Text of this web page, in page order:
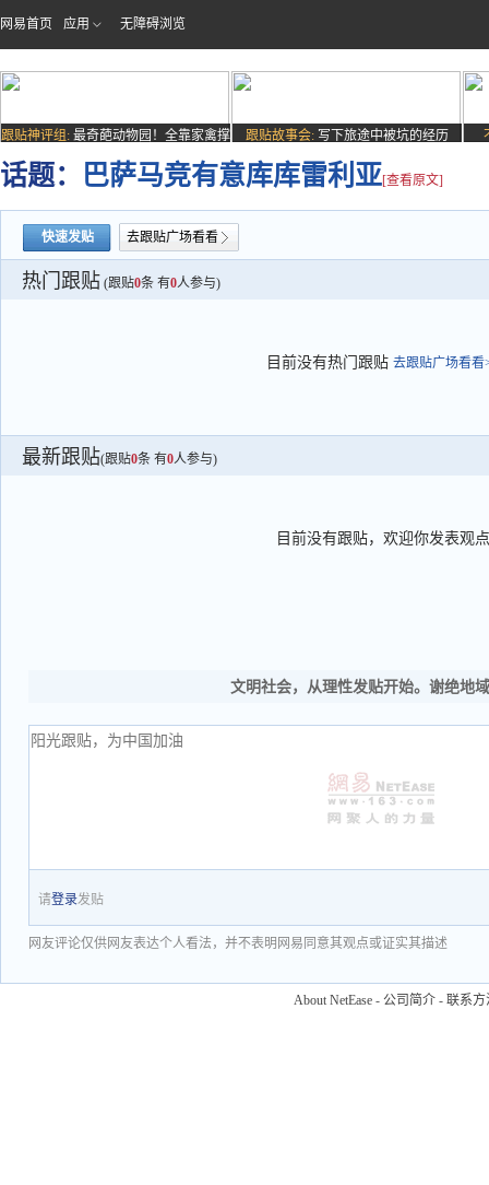
网易首页 应用 无障碍浏览
跟贴神评组: 最奇葩动物园！全靠家禽撑
场子
跟贴故事会: 写下旅途中被坑的经历
话题： 巴萨马竞有意库库雷利亚[查看原文]
快速发贴 去跟贴广场看看
热门跟贴 (跟贴0条 有0人参与)
目前没有热门跟贴 去跟贴广场看看
最新跟贴(跟贴0条 有0人参与)
目前没有跟贴，欢迎你发表观点
文明社会，从理性发贴开始。谢绝地
请登录发贴
网友评论仅供网友表达个人看法，并不表明网易同意其观点或证实其描述
About NetEase - 公司简介 - 联系方